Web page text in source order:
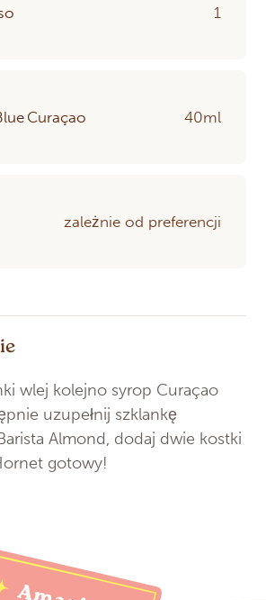
1
Curaçao 40ml
zależnie od preferencji
wlej kolejno syrop Curaçao
uzupełnij szklankę
Almond, dodaj dwie kostki
gotowy!